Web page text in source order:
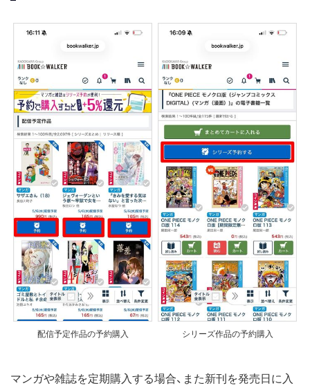
配信予定作品の予約購入 シリーズ作品の予約購入
マンガや雑誌を定期購入する場合、また新刊を発売日に入